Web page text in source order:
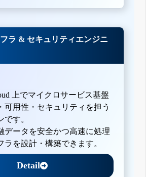
ラ & セキュリティエンジニ
上でマイクロサービス基盤
可用性・セキュリティを担う
です。
データを安全かつ高速に処理
ラを設計・構築できます。
Detail